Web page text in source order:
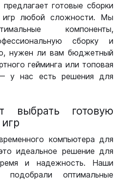
готовые сборки
любой сложности. Мы
компоненты,
сборку и
нужен ли вам бюджетный
гейминга или топовая
у нас есть решения для
выбрать готовую
компьютера для
идеальное решение для
и надежность. Наши
подобрали оптимальные